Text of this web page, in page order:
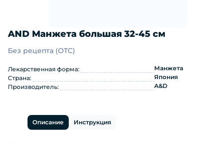
AND Манжета большая 32-45 см
AND Манжета большая 32-45 см:
Без рецепта (OTC)
Лекарственная форма:
Манжета
Страна:
Япония
Производитель:
A&D
Описание Инструкция